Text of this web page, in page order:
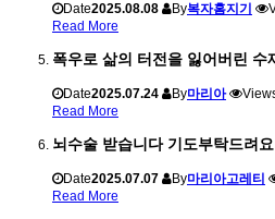
Date2025.08.08 By복자홈지기
Read More
폭우로 삶의 터전을 잃어버린 수
Date2025.07.24 By마리아
Read More
뇌수술 받습니다 기도부탁드려요
Date2025.07.07 By마리아고레티
Read More